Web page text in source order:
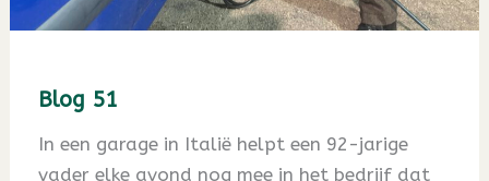
Blog 51
In een garage in Italië helpt een 92-jarige
vader elke avond nog mee in het bedrijf dat